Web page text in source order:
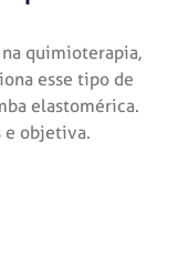
quimioterapia,
esse tipo de
elastomérica.
e objetiva.